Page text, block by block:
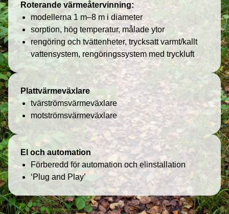
Roterande värmeåtervinning:
modellerna 1 m–8 m i diameter
sorption, hög temperatur, målade ytor
rengöring och tvättenheter, trycksatt varmt/kallt
vattensystem, rengöringssystem med tryckluft
Plattvärmeväxlare
tvärströmsvärmeväxlare
motströmsvärmeväxlare
El och automation
Förberedd för automation och elinstallation
‘Plug and Play’